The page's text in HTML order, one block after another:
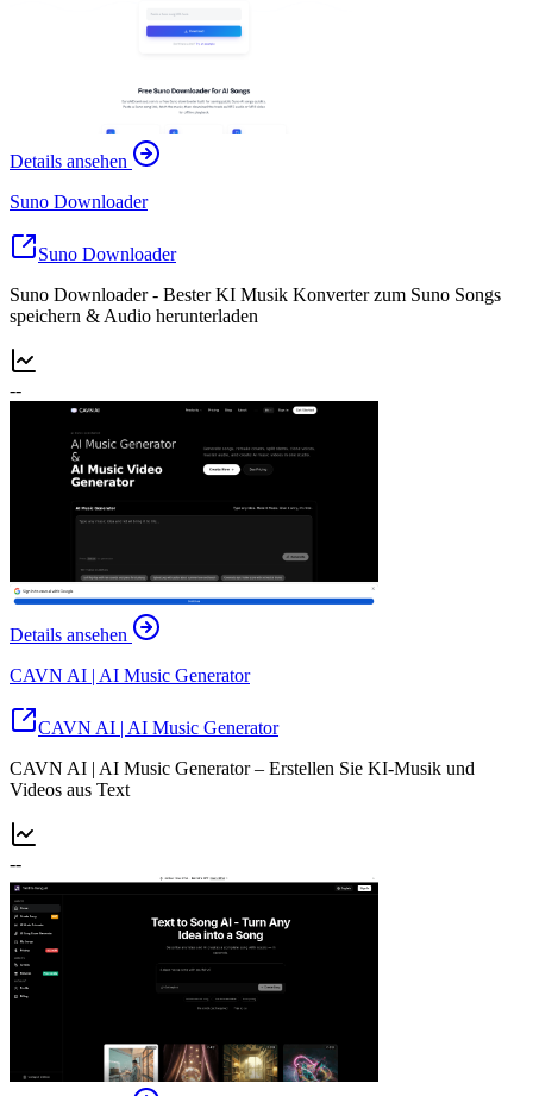
Details ansehen
Suno Downloader
Suno Downloader
Suno Downloader - Bester KI Musik Konverter zum Suno Songs
speichern & Audio herunterladen
--
Details ansehen
CAVN AI | AI Music Generator
CAVN AI | AI Music Generator
CAVN AI | AI Music Generator – Erstellen Sie KI-Musik und
Videos aus Text
--